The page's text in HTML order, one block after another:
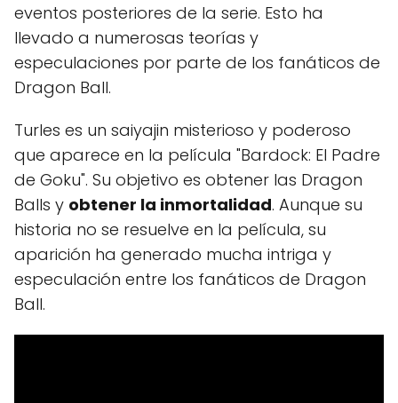
eventos posteriores de la serie. Esto ha
llevado a numerosas teorías y
especulaciones por parte de los fanáticos de
Dragon Ball.
Turles es un saiyajin misterioso y poderoso
que aparece en la película "Bardock: El Padre
de Goku". Su objetivo es obtener las Dragon
Balls y obtener la inmortalidad. Aunque su
historia no se resuelve en la película, su
aparición ha generado mucha intriga y
especulación entre los fanáticos de Dragon
Ball.